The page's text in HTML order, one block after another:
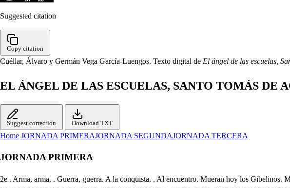
Suggested citation
Copy citation
Cuéllar, Álvaro y Germán Vega García-Luengos. Texto digital de El ángel de las escuelas,
EL ÁNGEL DE LAS ESCUELAS, SANTO TOMÁS DE
Suggest correction Download TXT
Home JORNADA PRIMERAJORNADA SEGUNDAJORNADA TERCERA
JORNADA PRIMERA
2e . Arma, arma. . Guerra, guerra. A la conquista. . Al encuentro. Mueran hoy los Gibelinos. Mueran, mueran hoy los Guelfos. Abanza, abanza al Castillo. A la defensa. . Al asedio. Ocupemos las almenas. El contra muro tomemos. Nobles Guelfos, al asalto de ese fuerte, que soberbio, siendo Gigante de piedra, es embarazo del viento. Vuestro caudillo os anima. el Conde de Áquino, siendo el primero aquí, que armado de un escudo, y de un acero, intenta subir la escala, sin algún temor del riesgo. Seguidme: pero qué miro? qué exhalado vapor denso sube en Pirámides de humo a empañar la tez del Cielo? Si será de los sitiados cauteloso ardid secreto? Mas ya las voraces llamas, unas tras otras subiendo, desatan toda mi duda, mostrando el Castillo ardiendo, en voces, Fuego. . Que nos abrásamos. Socorro. . Piedad. . Los ecos tan lamentables me avisan, que se abrasan los de dentro. Mueran, pues, hechos cenizas: perezcan todos. Mas, Cielos, un asombro a otro se añade: pues un bulto horrible veo, que con la abrasada lengua, sin que la consuma el fuego, de una Serpiente, es horror de dos especies compuelto: y cuando le admiro hombre, lo juzgo ya monstruo horrendo. Ya de la llama impelido veloz desciende, y ligero. Bien, hombre, me llegaste a difinir, si apenas ascender soberbio quise al Trono de Zafir, cuando al abismo a ser descondi Basilisco, en cuyo ardor arde sin consumirse mi furor. Quién eres hombre, o prodigio? No me conoces? . Mal puedo conocerte, cuando aborto te imagino de ese incendio. Que ahora no me conozcas, no es mucho. Para el intento, a que aspiran mis astucias, y dirá muy breve el tiempo, la forma humana he tomado de un amigo suyo Guelfo. Arnaldo, Lucindo soy. Lucindo? qué dices? Nuevo asombro a mi admiración añades. Si en el encuentro que con el Conde de Fundo tuve, allí quedaste muerto con incurables heridas, como vive . Es mi esfuerzo imrortal. Qué te suspende? No es mucho, que muy suspenso me tengan vuestros prodigios: y más, cuando en voz, en cuerpo, y en rostro, aunque os desfiguren algo las iras del fuego, conozco, que sois el mismo Lucindo. Mas dudo veros dentro del Castillo propio de mi enemigo. . El suceso dilatado es: mas en tanto que la gente, que resuelto gobernáis, está a la mira de lograr algún saqueo, os dejaré, cuanto pueda, de la duda latisfecho. Ya treguas hace mi espanto, Lucindo, por atenderos. No ignoráis, que los dos bandos de Gibelinos, y Gueltos. tuvieron su infausto origen de dos hermanos opuestos, llamado el uno Gibel, y el otro llamado Guelfo. Que no es nuevo, que la invidia el vínculo rompa estrecho de la sangre: pero paso. a que en italia estendiendo se fue tanto aquel rencor, que tuvo principio en ellos, que sin más motivo, o causa, que el apellido diverso, que tomaba cada uno; o por odio, o desafecto, en ciegas parcialidades se dividian los pueblos. De todos los Gibelinos se hizo Caudillo sangriento Filipo, Conde de Fundo; y con su poder, y aliento, se inundaron las Ciudades de la sangre de los Guelfos. Estos para su defensa, por su Caudillo eligieron a Landulfo vuestro Padre, a quien en sangre, por cierto, en toda Italia ninguno se hallo, que le hiciese exceso: pues de la casa Nortmana, de donde Reyes supremos fueron dados a Sicilia, que siempre la ennoblecieron; logra la casa de Áquino su origen claro, y excelso. inguno excedió a Landulfo en valentía, y esfuerzo, siendo en él siempre invencible su corazón; y su pecho. Apenas Guelfo le dijo, cuando ya más le encendieron las muy ardientes discordias; en cuyas lides, y encuentros perdió constante la vida en los filos de un acero. Con el estado de Aquino sucedio vuestro denuedo en el heredado odio, y en el adquirido duelo de la venganza, a que incita al dolor de un Padre muerto. Esto, Arnaldo, no ignorabáis: mas ahora estadme atento, porque con claras noticias de todo dejaros quiero. Sabed, que ese horrible monstruo, este escándalo soberbio de la Italia, Federico hoy segundo del Imperio, de si habiendo sacudido el suave yugo halagüeno de la obediencia, que al Papa sus antecesores dieron, ya contra Gregorio Nono guerra público sangriento. Y para al raer a sí mayor número de afectos, se declaro Gibelino en el nombre, y en los hechos, Este nombre fue bastante para que contrarios nuestros se uniesen a sus banderas; y